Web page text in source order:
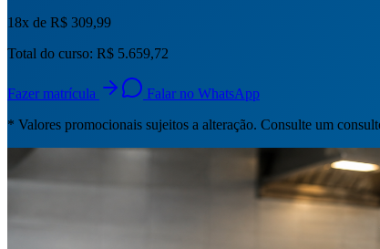
18x de R$ 309,99
Total do curso: R$ 5.659,72
Fazer matrícula
Falar no WhatsApp
* Valores promocionais sujeitos a alteração. Consulte um